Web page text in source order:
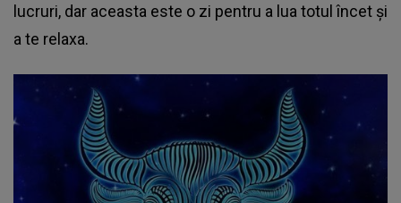
lucruri, dar aceasta este o zi pentru a lua totul încet și
a te relaxa.